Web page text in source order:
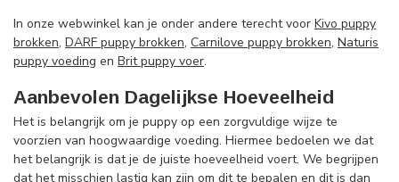
In onze webwinkel kan je onder andere terecht voor Kivo puppy
brokken, DARF puppy brokken, Carnilove puppy brokken, Naturis
puppy voeding en Brit puppy voer.
Aanbevolen Dagelijkse Hoeveelheid
Het is belangrijk om je puppy op een zorgvuldige wijze te
voorzien van hoogwaardige voeding. Hiermee bedoelen we dat
het belangrijk is dat je de juiste hoeveelheid voert. We begrijpen
dat het misschien lastig kan zijn om dit te bepalen en dit is dan